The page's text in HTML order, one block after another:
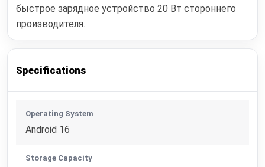
быстрое зарядное устройство 20 Вт стороннего
производителя.
Specifications
Operating System
Android 16
Storage Capacity